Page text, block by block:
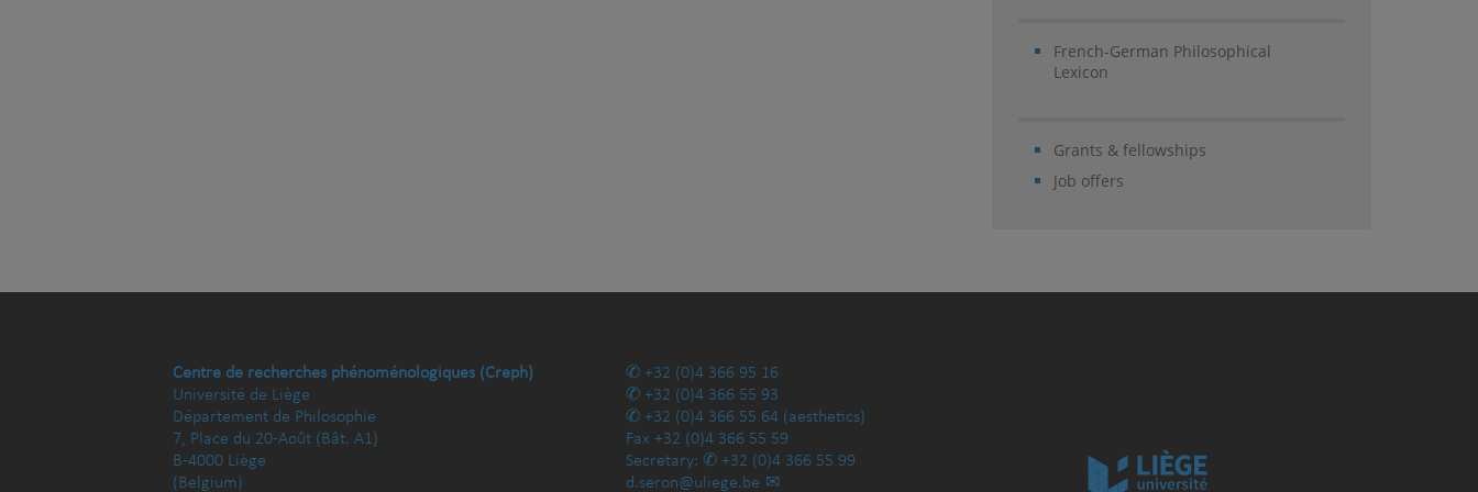
French-German Philosophical
Lexicon
Grants & fellowships
Job offers
Centre de recherches phénoménologiques (Creph)
Université de Liège
Département de Philosophie
7, Place du 20-Août (Bât. A1)
B-4000 Liège
(Belgium)
+32 (0)4 366 95 16
+32 (0)4 366 55 93
+32 (0)4 366 55 64 (aesthetics)
Fax +32 (0)4 366 55 59
Secretary:
+32 (0)4 366 55 99
d.seron@uliege.be